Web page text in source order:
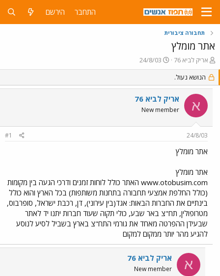
התחבר הירשם
תחבורה ציבורית
אתר מומלץ
פ
ו
ת
ח
נ
אריק לביא 76
פ
ו
ס
ם
ב
ת
24/8/03
הנושא נעול.
א אריק לביא 76
New member
24/8/03
#1
אתר מומלץ
אתר מומלץ
www.otobusim.com האתר כולל לוחות זמנים ודרכי הגעה בין מקומות
(כולל החלפת אמצעי תחבורה בתחנות משותפות) בכל הארץ והוא כולל
בינתיים את החברות הבאות: אגד(בין עירוני), דן, רכבת ישראל, סופרבוס,
מטרופולין, תח"צ באר שבע, כולי תקוה שעוד חברות יתנו יד לאתר
שבעידן ההפרטה מאחד את גורמי התח"צ בארץ בשביל לסיע לנוסע
להגיע מהר יותר ממקום למקום
א אריק לביא 76
New member